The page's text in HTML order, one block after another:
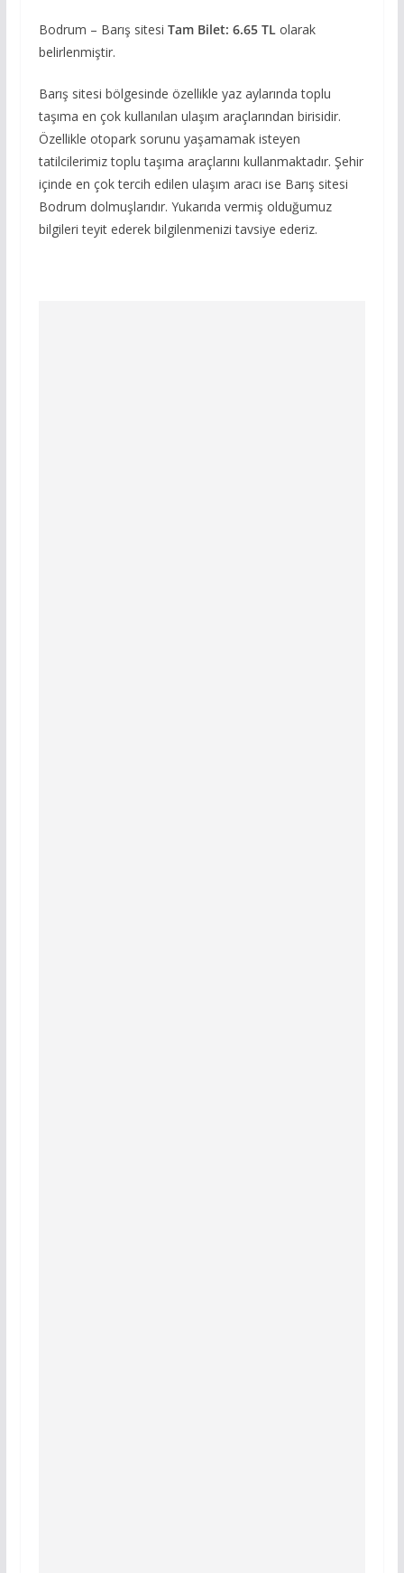
Bodrum – Barış sitesi Tam Bilet: 6.65 TLolarak
belirlenmiştir.
Barış sitesi bölgesinde özellikle yaz aylarında toplu
taşıma en çok kullanılan ulaşım araçlarından birisidir.
Özellikle otopark sorunu yaşamamak isteyen
tatilcilerimiz toplu taşıma araçlarını kullanmaktadır. Şehir
içinde en çok tercih edilen ulaşım aracı ise Barış sitesi
Bodrum dolmuşlarıdır. Yukarıda vermiş olduğumuz
bilgileri teyit ederek bilgilenmenizi tavsiye ederiz.